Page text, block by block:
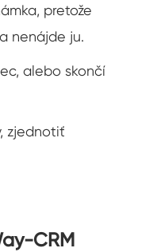
pretože
nenájde ju.
alebo skončí
zjednotiť
CRM